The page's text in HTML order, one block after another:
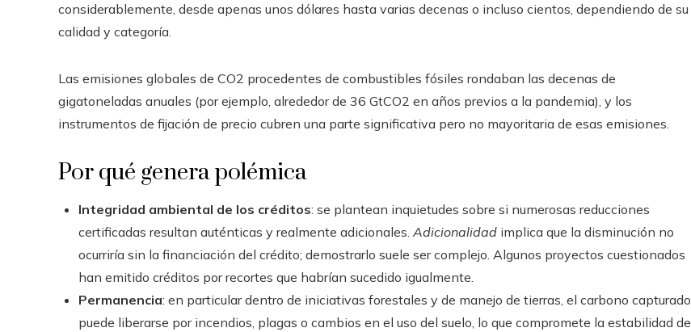
considerablemente, desde apenas unos dólares hasta varias decenas o incluso cientos, dependiendo de su
calidad y categoría.
Las emisiones globales de CO2 procedentes de combustibles fósiles rondaban las decenas de
gigatoneladas anuales (por ejemplo, alrededor de 36 GtCO2 en años previos a la pandemia), y los
instrumentos de fijación de precio cubren una parte significativa pero no mayoritaria de esas emisiones.
Por qué genera polémica
Integridad ambiental de los créditos: se plantean inquietudes sobre si numerosas reducciones
certificadas resultan auténticas y realmente adicionales. Adicionalidad implica que la disminución no
ocurriría sin la financiación del crédito; demostrarlo suele ser complejo. Algunos proyectos cuestionados
han emitido créditos por recortes que habrían sucedido igualmente.
Permanencia: en particular dentro de iniciativas forestales y de manejo de tierras, el carbono capturado
puede liberarse por incendios, plagas o cambios en el uso del suelo, lo que compromete la estabilidad de